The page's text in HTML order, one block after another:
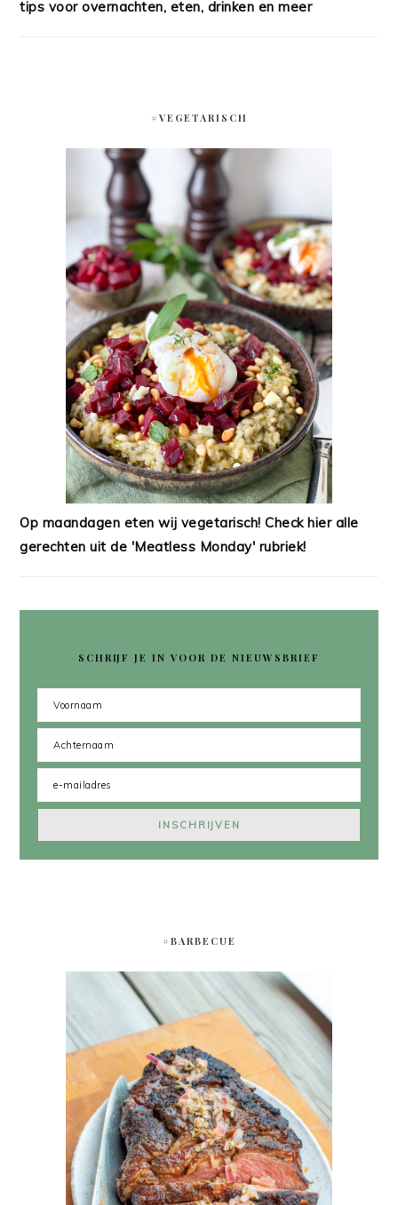
tips voor overnachten, eten, drinken en meer
#VEGETARISCH
Op maandagen eten wij vegetarisch! Check hier alle
gerechten uit de 'Meatless Monday' rubriek!
SCHRIJF JE IN VOOR DE NIEUWSBRIEF
#BARBECUE